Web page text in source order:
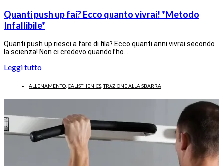
Quanti push up fai? Ecco quanto vivrai! *Metodo
Infallibile*
Quanti push up riesci a fare di fila? Ecco quanti anni vivrai secondo
la scienza! Non ci credevo quando l’ho…
Leggi tutto
ALLENAMENTO CALISTHENICS ,TRAZIONE ALLA SBARRA